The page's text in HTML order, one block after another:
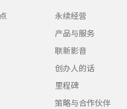
永续经营
产品与服务
联新影音
创办人的话
里程碑
策略与合作伙伴